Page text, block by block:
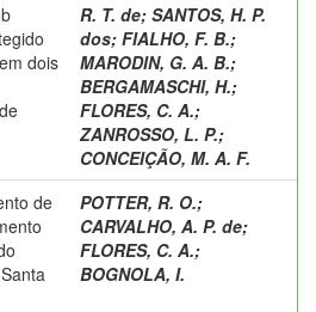
dois
R. T. de; SANTOS, H. P.
dos; FIALHO, F. B.;
MARODIN, G. A. B.;
BERGAMASCHI, H.;
FLORES, C. A.;
ZANROSSO, L. P.;
CONCEIÇÃO, M. A. F.
de
POTTER, R. O.;
CARVALHO, A. P. de;
FLORES, C. A.;
BOGNOLA, I.